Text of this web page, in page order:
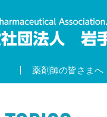
薬剤師の皆さまへ